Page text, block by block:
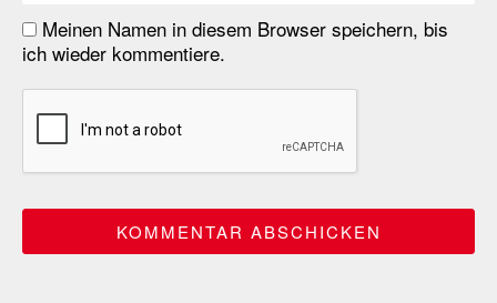
Meinen Namen in diesem Browser speichern, bis
ich wieder kommentiere.